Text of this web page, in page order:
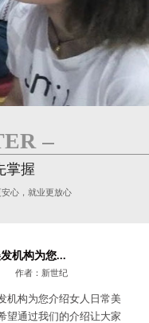
掌握
心，就业更放心
机构为您...
作者：新世纪
机构为您介绍女人日常美
望通过我们的介绍让大家